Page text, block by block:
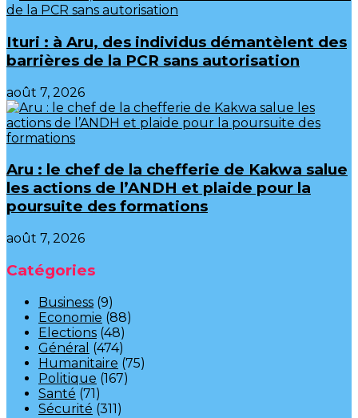
Ituri : à Aru, des individus démantèlent des
barrières de la PCR sans autorisation
août 7, 2026
Aru : le chef de la chefferie de Kakwa salue
les actions de l’ANDH et plaide pour la
poursuite des formations
août 7, 2026
Catégories
Business (9)
Economie (88)
Elections (48)
Général (474)
Humanitaire (75)
Politique (167)
Santé (71)
Sécurité (311)